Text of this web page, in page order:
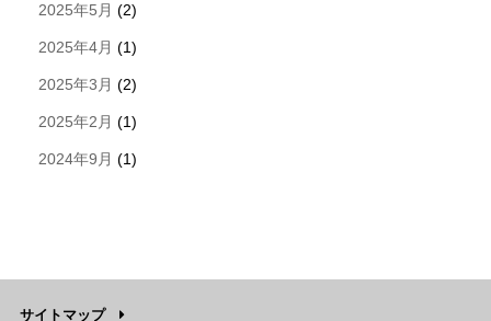
2025年5月 (2)
2025年4月 (1)
2025年3月 (2)
2025年2月 (1)
2024年9月 (1)
サイトマップ